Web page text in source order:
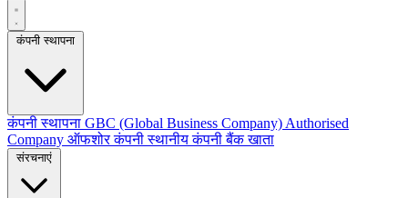
कंपनी स्थापना GBC (Global Business Company) Authorised
Company ऑफशोर कंपनीस्थानीय कंपनीबैंक खाता